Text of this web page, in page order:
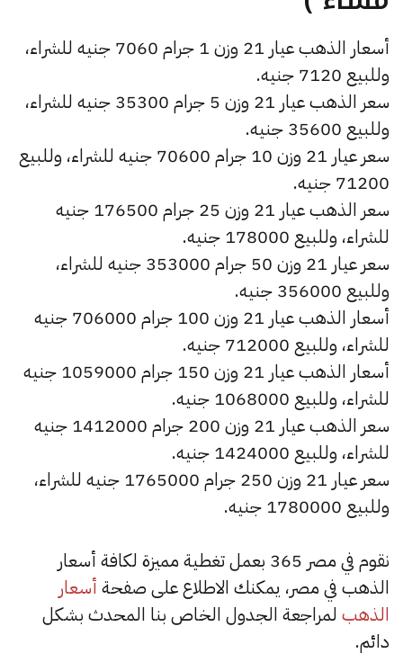
أسعار الذهب عيار 21 وزن 1 جرام 7060 جنيه للشراء،
وللبيع 7120 جنيه.
سعر الذهب عيار 21 وزن 5 جرام 35300 جنيه للشراء،
وللبيع 35600 جنيه.
سعر عيار 21 وزن 10 جرام 70600 جنيه للشراء، وللبيع
71200 جنيه.
سعر الذهب عيار 21 وزن 25 جرام 176500 جنيه
للشراء، وللبيع 178000 جنيه.
سعر عيار 21 وزن 50 جرام 353000 جنيه للشراء،
وللبيع 356000 جنيه.
أسعار الذهب عيار 21 وزن 100 جرام 706000 جنيه
للشراء، وللبيع 712000 جنيه.
أسعار الذهب عيار 21 وزن 150 جرام 1059000 جنيه
للشراء، وللبيع 1068000 جنيه.
سعر الذهب عيار 21 وزن 200 جرام 1412000 جنيه
للشراء، وللبيع 1424000 جنيه.
سعر عيار 21 وزن 250 جرام 1765000 جنيه للشراء،
وللبيع 1780000 جنيه.
نقوم في مصر 365 بعمل تغطية مميزة لكافة أسعار
الذهب في مصر، يمكنك الاطلاع على صفحة أسعار
الذهب لمراجعة الجدول الخاص بنا المحدث بشكل
دائم.